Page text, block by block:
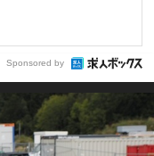
Sponsored by